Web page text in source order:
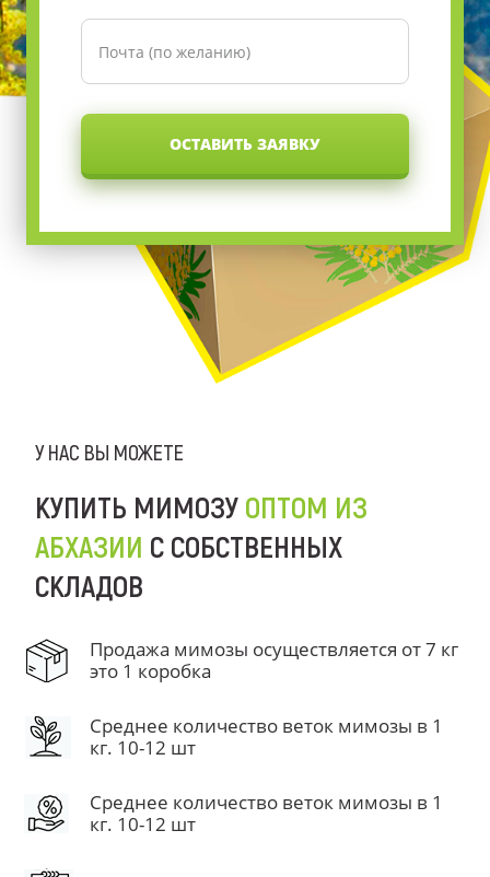
ОСТАВИТЬ ЗАЯВКУ
У НАС ВЫ МОЖЕТЕ
КУПИТЬ МИМОЗУ ОПТОМ ИЗ
АБХАЗИИ С СОБСТВЕННЫХ
СКЛАДОВ
Продажа мимозы осуществляется от 7 кг
это 1 коробка
Среднее количество веток мимозы в 1
кг. 10-12 шт
Среднее количество веток мимозы в 1
кг. 10-12 шт